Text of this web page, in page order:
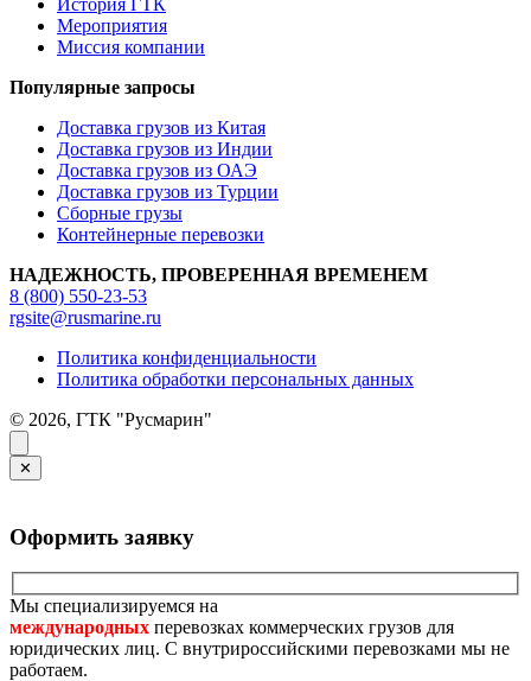
Мероприятия
Миссия компании
Популярные запросы
Доставка грузов из Китая
Доставка грузов из Индии
Доставка грузов из ОАЭ
Доставка грузов из Турции
Сборные грузы
Контейнерные перевозки
НАДЕЖНОСТЬ, ПРОВЕРЕННАЯ ВРЕМЕНЕМ
8 (800) 550-23-53
rgsite@rusmarine.ru
Политика конфиденциальности
Политика обработки персональных данных
© 2026, ГТК "Русмарин"
✕
Оформить заявку
Мы специализируемся на
международных перевозках коммерческих грузов для
юридических лиц. С внутрироссийскими перевозками мы не
работаем.